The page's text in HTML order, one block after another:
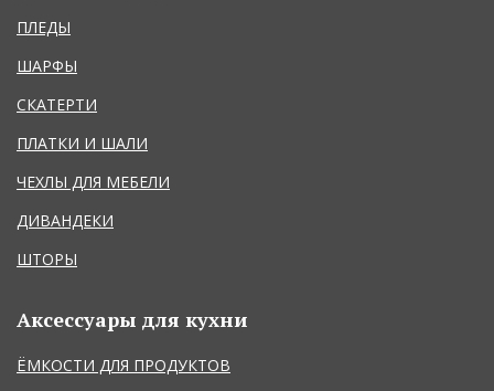
ПЛЕДЫ
ШАРФЫ
СКАТЕРТИ
ПЛАТКИ И ШАЛИ
ЧЕХЛЫ ДЛЯ МЕБЕЛИ
ДИВАНДЕКИ
ШТОРЫ
Аксессуары для кухни
ЁМКОСТИ ДЛЯ ПРОДУКТОВ